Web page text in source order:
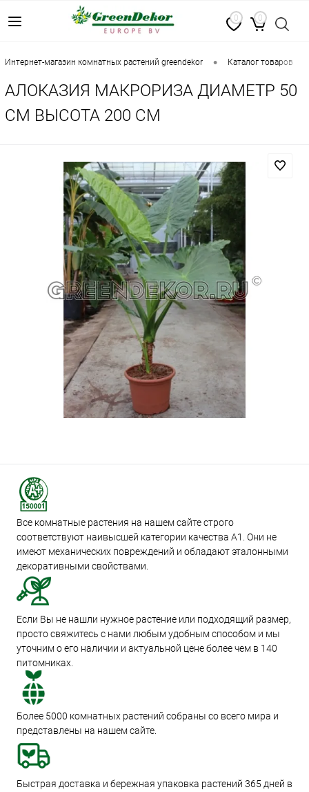
0 0
интернет-магазин комнатных растений greendekor • каталог товаров
АЛОКАЗИЯ МАКРОРИЗА ДИАМЕТР 50
СМ ВЫСОТА 200 СМ
Все комнатные растения на нашем сайте строго
соответствуют наивысшей категории качества А1. Они не
имеют механических повреждений и обладают эталонными
декоративными свойствами.
Если Вы не нашли нужное растение или подходящий размер,
просто свяжитесь с нами любым удобным способом и мы
уточним о его наличии и актуальной цене более чем в 140
питомниках.
Более 5000 комнатных растений собраны со всего мира и
представлены на нашем сайте.
Быстрая доставка и бережная упаковка растений 365 дней в